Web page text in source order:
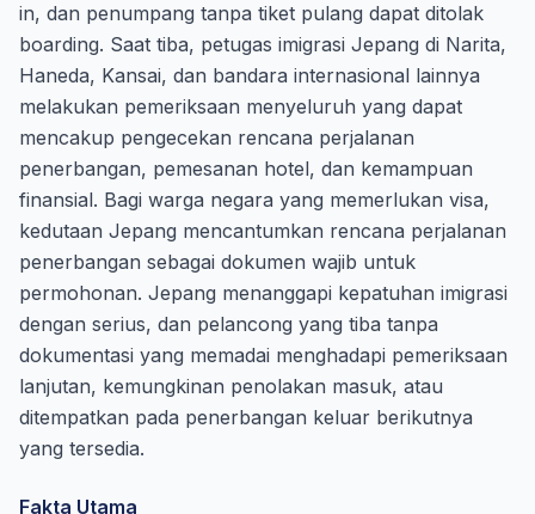
in, dan penumpang tanpa tiket pulang dapat ditolak
boarding. Saat tiba, petugas imigrasi Jepang di Narita,
Haneda, Kansai, dan bandara internasional lainnya
melakukan pemeriksaan menyeluruh yang dapat
mencakup pengecekan rencana perjalanan
penerbangan, pemesanan hotel, dan kemampuan
finansial. Bagi warga negara yang memerlukan visa,
kedutaan Jepang mencantumkan rencana perjalanan
penerbangan sebagai dokumen wajib untuk
permohonan. Jepang menanggapi kepatuhan imigrasi
dengan serius, dan pelancong yang tiba tanpa
dokumentasi yang memadai menghadapi pemeriksaan
lanjutan, kemungkinan penolakan masuk, atau
ditempatkan pada penerbangan keluar berikutnya
yang tersedia.
Fakta Utama